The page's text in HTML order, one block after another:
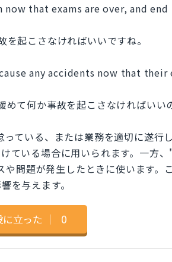
that exams are over, and end
起こさなければいいですね。
any accidents now that their
て何か事故を起こさなければいい
ている、または業務を適切に遂行
ている場合に用いられます。一方
問題が発生したときに使います。
を与えます。
に立った ｜ 0